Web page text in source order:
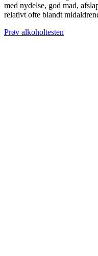
med nydelse, god mad,
relativt ofte blandt
Prøv alkoholtesten